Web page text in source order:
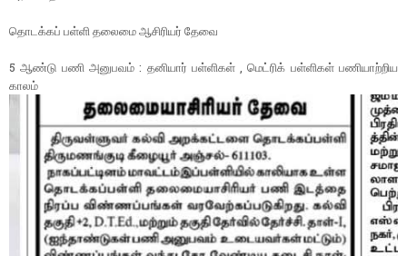
தொடக்கப் பள்ளி தலைமை ஆசிரியர் தேவை
5 ஆண்டு பணி அனுபவம் : தனியார் பள்ளிகள் , மெட்ரிக் பள்ளிகள் பணியாற்றிய
காலம்